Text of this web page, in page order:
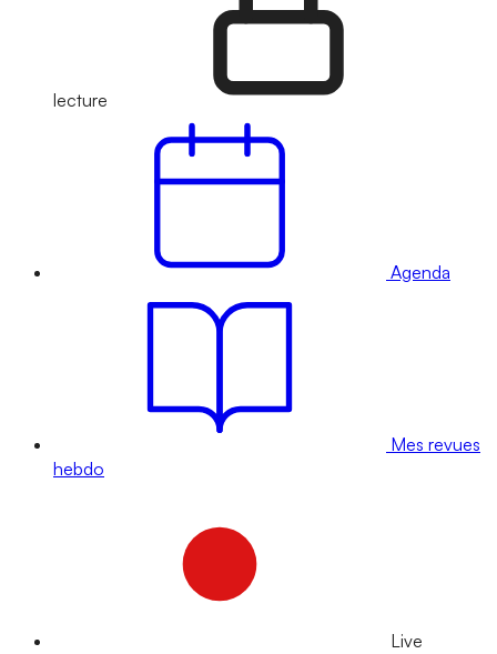
lecture
Agenda
Mes revues
hebdo
Live